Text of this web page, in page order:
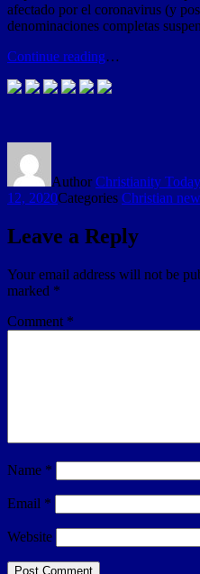
afectado por el coronavirus (y
denominaciones completas
Continue reading…
AuthorChristianity
12, 2020Categories Christian
Leave a Reply
Your email address will not be
marked *
Comment *
Name *
Email *
Website